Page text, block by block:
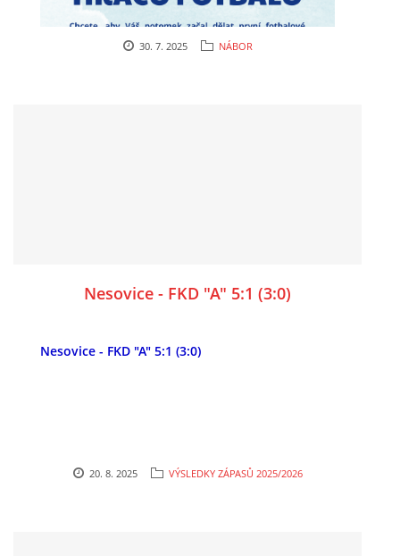
30. 7. 2025 NÁBOR
Nesovice - FKD "A" 5:1 (3:0)
Nesovice - FKD "A" 5:1 (3:0)
20. 8. 2025 VÝSLEDKY ZÁPASŮ 2025/2026